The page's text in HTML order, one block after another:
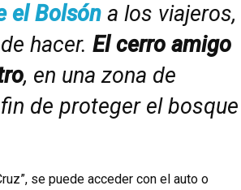
el Bolsón a los viajeros,
hacer. El cerro amigo
, en una zona de
de proteger el bosque
se puede acceder con el auto o